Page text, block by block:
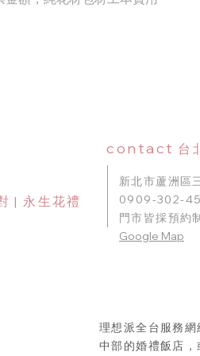
contact 台
| 永生花禮
新北市蘆洲區
0909-302-
門市皆採預約制
​Google Map
理想派全台服務
中部的婚禮飯店